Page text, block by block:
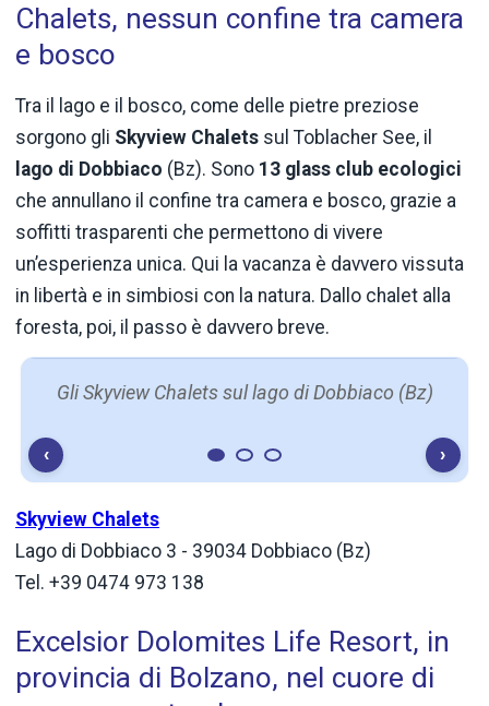
Chalets, nessun confine tra camera
e bosco
Tra il lago e il bosco, come delle pietre preziose
sorgono gli Skyview Chalets sul Toblacher See, il
lago di Dobbiaco (Bz). Sono 13 glass club ecologici
che annullano il confine tra camera e bosco, grazie a
soffitti trasparenti che permettono di vivere
un’esperienza unica. Qui la vacanza è davvero vissuta
in libertà e in simbiosi con la natura. Dallo chalet alla
foresta, poi, il passo è davvero breve.
Gli Skyview Chalets sul lago di Dobbiaco (Bz)
‹ ›
Skyview Chalets
Lago di Dobbiaco 3 - 39034 Dobbiaco (Bz)
Tel. +39 0474 973 138
Excelsior Dolomites Life Resort, in
provincia di Bolzano, nel cuore di